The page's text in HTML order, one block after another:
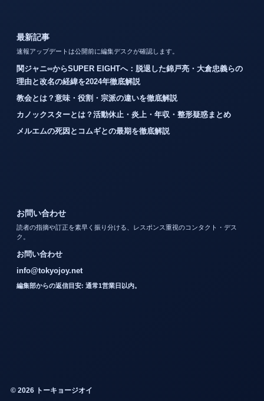
最新記事
速報アップデートは公開前に編集デスクが確認します。
関ジャニ∞からSUPER EIGHTへ：脱退した錦戸亮・大倉忠義らの
理由と改名の経緯を2024年徹底解説
教会とは？意味・役割・宗派の違いを徹底解説
カノックスターとは？活動休止・炎上・年収・整形疑惑まとめ
メルエムの死因とコムギとの最期を徹底解説
お問い合わせ
読者の指摘や訂正を素早く振り分ける、レスポンス重視のコンタクト・デス
ク。
お問い合わせ
info@tokyojoy.net
編集部からの返信目安: 通常1営業日以内。
© 2026 トーキョージオイ